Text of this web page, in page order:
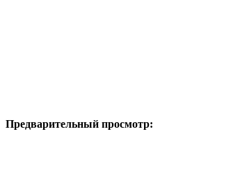
Предварительный просмотр: